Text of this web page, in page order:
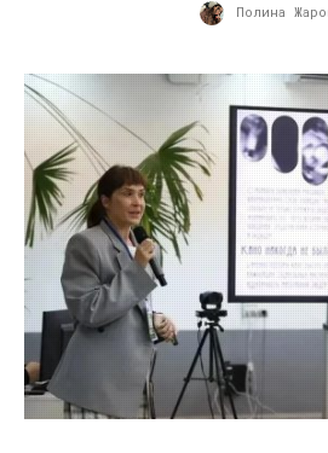
Полина